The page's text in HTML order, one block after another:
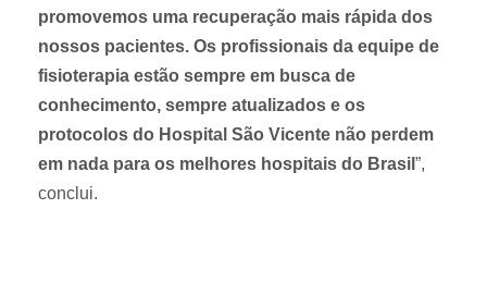
promovemos uma recuperação mais rápida dos
nossos pacientes. Os profissionais da equipe de
fisioterapia estão sempre em busca de
conhecimento, sempre atualizados e os
protocolos do Hospital São Vicente não perdem
em nada para os melhores hospitais do Brasil ”,
conclui.